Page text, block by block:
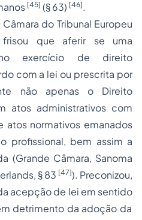
[45] (§ 63) [46].
do Tribunal Europeu
frisou que aferir se uma
exercício de direito
com a lei ou prescrita por
não apenas o Direito
atos administrativos com
atos normativos emanados
profissional, bem assim a
(Grande Câmara, Sanoma
, § 83 [47]). Preconizou,
acepção de lei em sentido
detrimento da adoção da